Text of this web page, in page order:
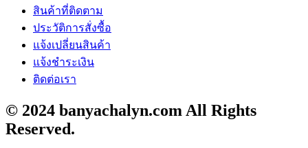
สินค้าที่ติดตาม
ประวัติการสั่งซื้อ
แจ้งเปลี่ยนสินค้า
แจ้งชำระเงิน
ติดต่อเรา
© 2024 banyachalyn.com All Rights
Reserved.